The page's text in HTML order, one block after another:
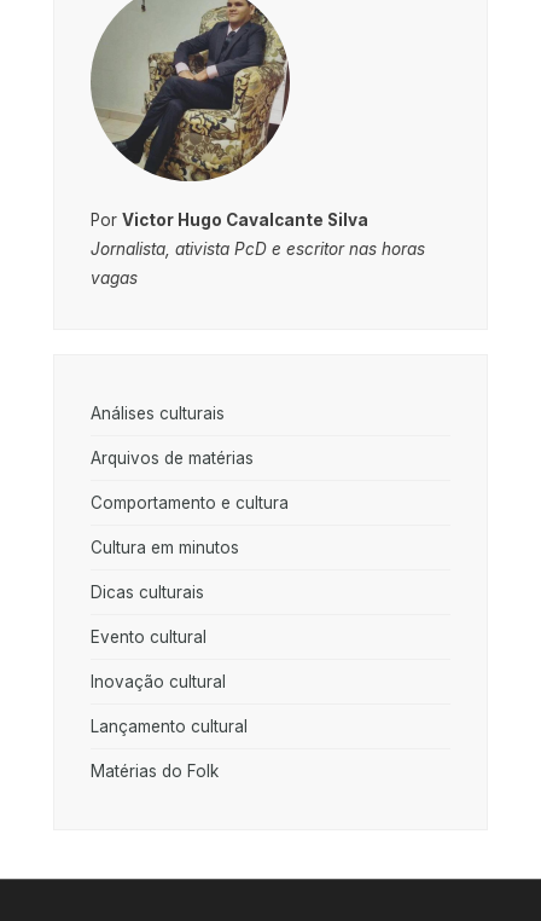
Por Victor Hugo Cavalcante Silva
Jornalista, ativista PcD e escritor nas horas
vagas
Análises culturais
Arquivos de matérias
Comportamento e cultura
Cultura em minutos
Dicas culturais
Evento cultural
Inovação cultural
Lançamento cultural
Matérias do Folk